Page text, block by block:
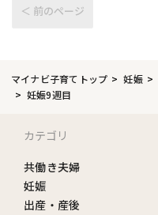
＜ 前のページ
マイナビ子育てトップ 妊娠
妊娠9週目
カテゴリ
共働き夫婦
妊娠
出産・産後